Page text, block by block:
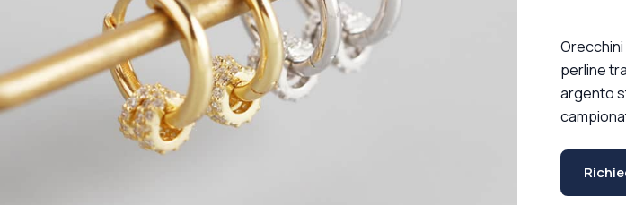
perline
argento